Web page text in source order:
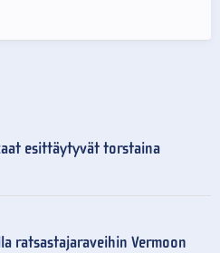
esittäytyvät torstaina
ratsastajaraveihin Vermoon